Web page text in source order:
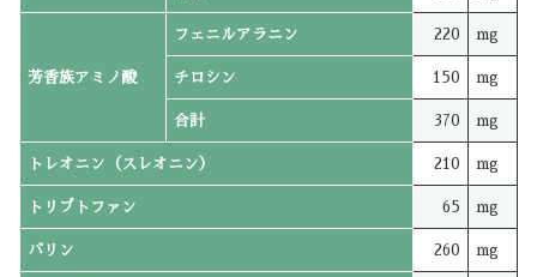
芳香族アミノ酸
フェニルアラニン 220 mg
チロシン 150 mg
合計 370 mg
トレオニン（スレオニン） 210 mg
トリプトファン 65 mg
バリン 260 mg